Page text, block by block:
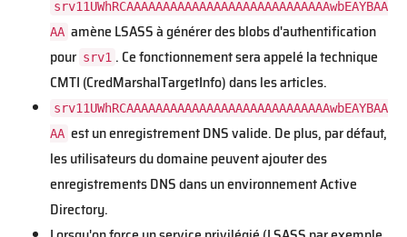
srv11UWhRCAAAAAAAAAAAAAAAAAAAAAAAAAAAAwbEAYBAA
AA amène LSASS à générer des blobs d'authentification
pour srv1 . Ce fonctionnement sera appelé la technique
CMTI (CredMarshalTargetInfo) dans les articles.
srv11UWhRCAAAAAAAAAAAAAAAAAAAAAAAAAAAAwbEAYBAA
AA est un enregistrement DNS valide. De plus, par défaut,
les utilisateurs du domaine peuvent ajouter des
enregistrements DNS dans un environnement Active
Directory.